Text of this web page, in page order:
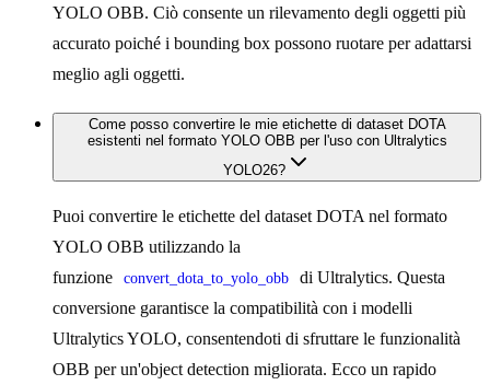
YOLO OBB. Ciò consente un rilevamento degli oggetti più
accurato poiché i bounding box possono ruotare per adattarsi
meglio agli oggetti.
Come posso convertire le mie etichette di dataset DOTA
esistenti nel formato YOLO OBB per l'uso con Ultralytics
YOLO26?
Puoi convertire le etichette del dataset DOTA nel formato
YOLO OBB utilizzando la
funzione
convert_dota_to_yolo_obb
di Ultralytics. Questa
conversione garantisce la compatibilità con i modelli
Ultralytics YOLO, consentendoti di sfruttare le funzionalità
OBB per un'object detection migliorata. Ecco un rapido